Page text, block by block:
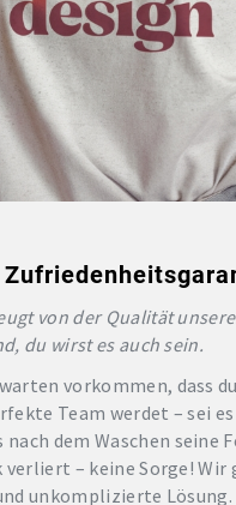
von der Qualität
du wirst es auch sein.
vorkommen, dass
Team werdet – sei
nach dem Waschen seine
verliert – keine Sorge!
unkomplizierte Lösung.